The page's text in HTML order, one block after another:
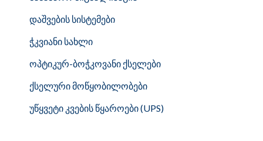
დაშვების სისტემები
ჭკვიანი სახლი
ოპტიკურ-ბოჭკოვანი ქსელები
ქსელური მოწყობილობები
უწყვეტი კვების წყაროები (UPS)